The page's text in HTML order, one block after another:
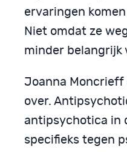
ervaringen
Niet omdat ze
minder belangrijk
Joanna Moncrieff
over.
antipsychotica in
specifieks tegen